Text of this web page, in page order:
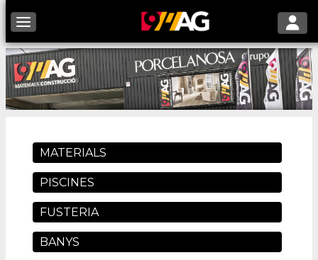
Toggle navigation
MATERIALS
PISCINES
FUSTERIA
BANYS